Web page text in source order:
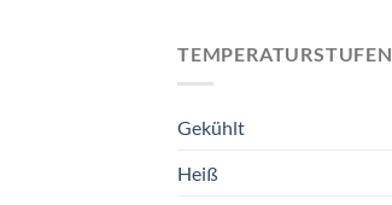
TEMPERATURSTUFEN
Gekühlt
Heiß